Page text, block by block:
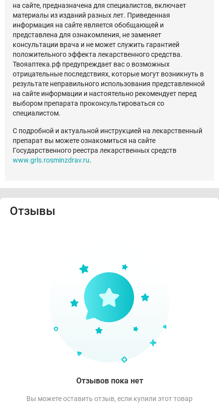
на сайте, предназначена для специалистов, включает
материалы из изданий разных лет. Приведенная
информация на сайте является обобщающей и
представлена для ознакомления, не заменяет
консультации врача и не может служить гарантией
положительного эффекта лекарственного средства.
Твояаптека.рф предупреждает вас о возможных
отрицательные последствиях, которые могут возникнуть в
результате неправильного использования представленной
на сайте информации и настоятельно рекомендует перед
выбором препарата проконсультироваться со
специалистом.
С подробной и актуальной инструкцией на лекарственный
препарат вы можете ознакомиться на сайте
Государственного реестра лекарственных средств
www.grls.rosminzdrav.ru.
Отзывы
Отзывов пока нет
Вы можете оставить отзыв, если купили этот товар